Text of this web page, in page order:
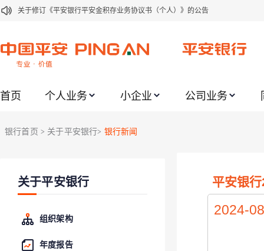
关于修订《平安银行平安金积存业务协议书（个人）》的公告
关于2021年劳动节期间代理贵金属业务风险提示的通知
关于加强代理贵金属业务风险防范的提示
关于进一步加强代理贵金属业务风险防范的提示
关于平安银行电子版信用卡更名为平安银行数字信用卡的公告
首页 个人业务 小企业 公司业务
银行首页 > 关于平安银行> 银行新闻
关于平安银行
组织架构
年度报告
平安银
2024-